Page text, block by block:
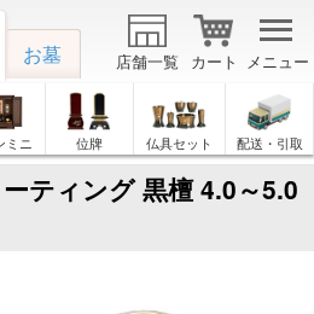
お墓 メニュー
カート
店舗一覧
ミニ 位牌 仏具セット 配送・引取
ティング 黒檀 4.0～5.0